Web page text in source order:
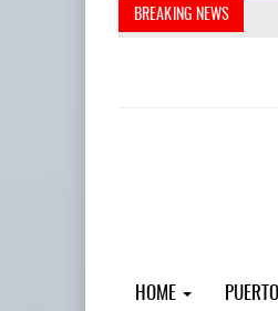
BREAKING NEWS
HOME